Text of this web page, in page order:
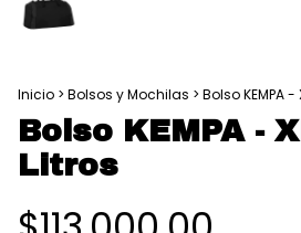
Inicio > Bolsos y Mochilas > Bolso KEMPA -
Bolso KEMPA -
Litros